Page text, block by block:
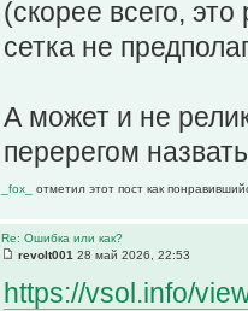
(скорее всего,
сетка не
А может и не
перерегом
_fox_ отметил этот пост как
Re: Ошибка или как?
revolt001 28 май 2026, 22:53
https://vsol.info/